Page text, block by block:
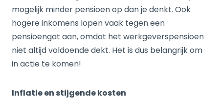
mogelijk minder pensioen op dan je denkt. Ook
hogere inkomens lopen vaak tegen een
pensioengat aan, omdat het werkgeverspensioen
niet altijd voldoende dekt. Het is dus belangrijk om
in actie te komen!
Inflatie en stijgende kosten